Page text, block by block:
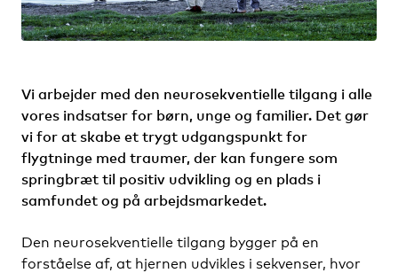
Vi arbejder med den neurosekventielle tilgang i alle
vores indsatser for børn, unge og familier. Det gør
vi for at skabe et trygt udgangspunkt for
flygtninge med traumer, der kan fungere som
springbræt til positiv udvikling og en plads i
samfundet og på arbejdsmarkedet.
Den neurosekventielle tilgang bygger på en
forståelse af, at hjernen udvikles i sekvenser, hvor